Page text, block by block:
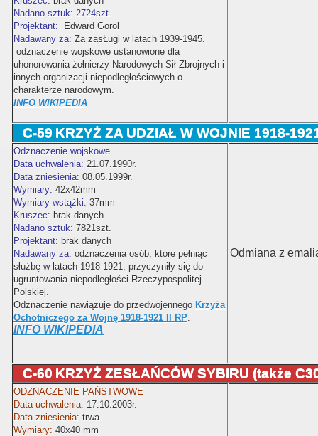
Nadano sztuk: 2724szt.
Projektant: Edward Gorol
Nadawany za: Za zasŁugi w latach 1939-1945.
odznaczenie wojskowe ustanowione dla
uhonorowania żołnierzy Narodowych Sił Zbrojnych i
innych organizacji niepodległościowych o
charakterze narodowym.
INFO WIKIPEDIA
C-59 KRZYŻ ZA UDZIAŁ W WOJNIE 1918-
Odznaczenie wojskowe
Data uchwalenia: 21.07.1990r.
Data zniesienia: 08.05.1999r.
Wymiary: 42x42mm
Wymiary wstążki: 37mm
Kruszec: brak danych
Nadano sztuk: 7821szt.
Projektant: brak danych
Nadawany za: odznaczenia osób, które pełniąc
służbę w latach 1918-1921, przyczyniły się do
ugruntowania niepodległości Rzeczypospolitej
Polskiej.
Odznaczenie nawiązuje do przedwojennego Krzyża
Ochotniczego za Wojnę 1918-1921 II RP.
INFO WIKIPEDIA
Odmiana z
C-60 KRZYŻ ZESŁAŃCÓW SYBIRU (także
ODZNACZENIE PAŃSTWOWE
Data uchwalenia: 17.10.2003r.
Data zniesienia: trwa
Wymiary: 40x40 mm